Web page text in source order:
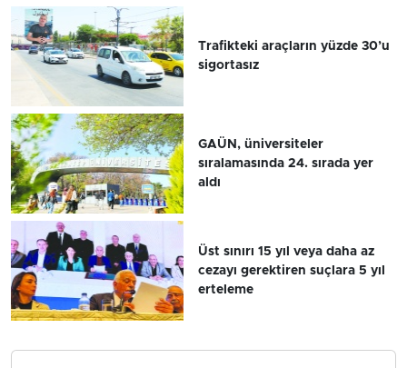
Trafikteki araçların yüzde 30’u
sigortasız
GAÜN, üniversiteler
sıralamasında 24. sırada yer
aldı
Üst sınırı 15 yıl veya daha az
cezayı gerektiren suçlara 5 yıl
erteleme